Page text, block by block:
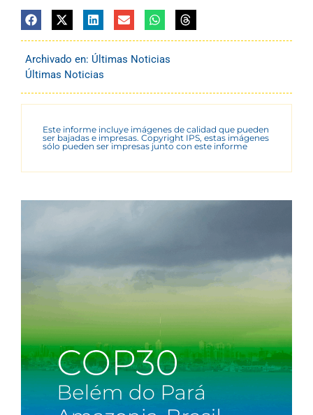
Archivado en: Últimas Noticias
Últimas Noticias
Este informe incluye imágenes de calidad que pueden
ser bajadas e impresas. Copyright IPS, estas imágenes
sólo pueden ser impresas junto con este informe